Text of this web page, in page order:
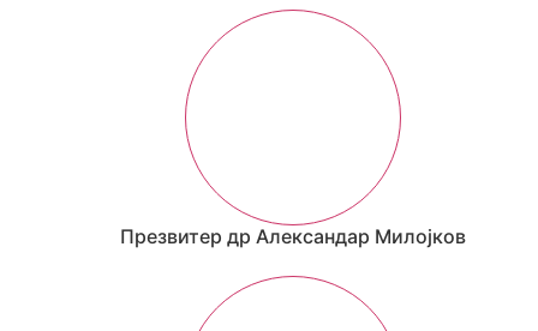
Презвитер др Александар Милојков